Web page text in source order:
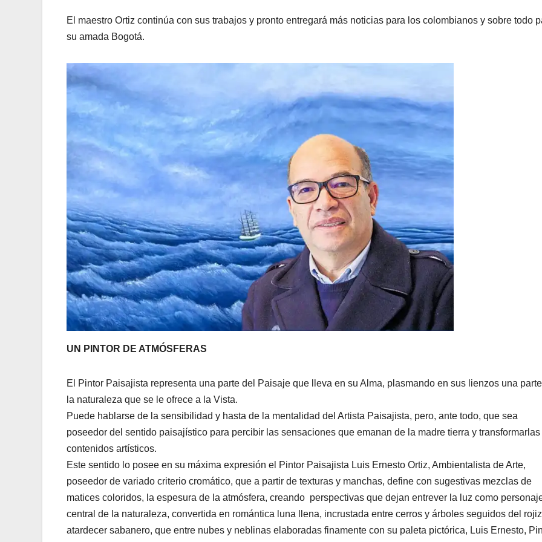
El maestro Ortiz continúa con sus trabajos y pronto entregará más noticias para los colombianos y sobre todo
su amada Bogotá.
UN PINTOR DE ATMÓSFERAS
El Pintor Paisajista representa una parte del Paisaje que lleva en su Alma, plasmando en sus lienzos una
la naturaleza que se le ofrece a la Vista.
Puede hablarse de la sensibilidad y hasta de la mentalidad del Artista Paisajista, pero, ante todo, que sea
poseedor del sentido paisajístico para percibir las sensaciones que emanan de la madre tierra y transformarlas
contenidos artísticos.
Este sentido lo posee en su máxima expresión el Pintor Paisajista Luis Ernesto Ortiz, Ambientalista de Arte,
poseedor de variado criterio cromático, que a partir de texturas y manchas, define con sugestivas mezclas de
matices coloridos, la espesura de la atmósfera, creando perspectivas que dejan entrever la luz como
central de la naturaleza, convertida en romántica luna llena, incrustada entre cerros y árboles seguidos del
atardecer sabanero, que entre nubes y neblinas elaboradas finamente con su paleta pictórica, Luis Ernesto,